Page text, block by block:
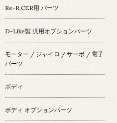
Re-R,CER用 パーツ
D-Like製 汎用オプションパーツ
モーター / ジャイロ / サーボ / 電子
パーツ
ボディ
ボディ オプションパーツ